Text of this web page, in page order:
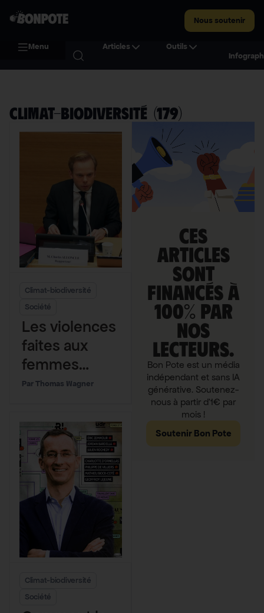
Nous soutenir
Menu Articles
Outils
Climat-biodiversité (179)
Climat-biodiversité
Société
Les violences
faites aux
femmes
augmentent
réchauffeme
nt
climatique ?
Thomas Wagner
Climat-biodiversité
Société
Ces
articles
sont
financés à
100% par
nos
lecteurs.
Bon Pote est un média
indépendant et sans IA
générative. Soutenez-
nous à partir d'1€ par
mois !
Soutenir Bon Pote